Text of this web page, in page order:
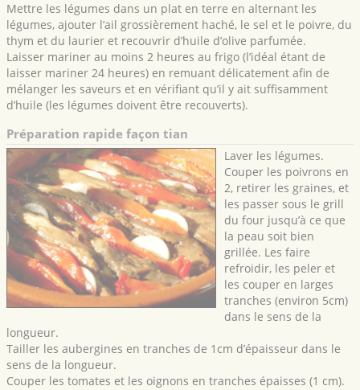
Mettre les légumes dans un plat en terre en alternant les
légumes, ajouter l’ail grossièrement haché, le sel et le poivre, du
thym et du laurier et recouvrir d’huile d’olive parfumée.
Laisser mariner au moins 2 heures au frigo (l’idéal étant de
laisser mariner 24 heures) en remuant délicatement afin de
mélanger les saveurs et en vérifiant qu’il y ait suffisamment
d’huile (les légumes doivent être recouverts).
Préparation rapide façon tian
Laver les légumes.
Couper les poivrons en
2, retirer les graines, et
les passer sous le grill
du four jusqu’à ce que
la peau soit bien
grillée. Les faire
refroidir, les peler et
les couper en larges
tranches (environ 5cm)
dans le sens de la
longueur.
Tailler les aubergines en tranches de 1cm d’épaisseur dans le
sens de la longueur.
Couper les tomates et les oignons en tranches épaisses (1 cm).